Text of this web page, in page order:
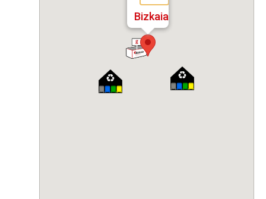
Bizkaia